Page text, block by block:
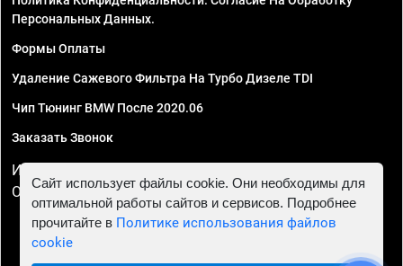
Персональных Данных.
Формы Оплаты
Удаление Сажевого Фильтра На Турбо Дизеле TDI
Чип Тюнинг BMW После 2020.06
Заказать Звонок
ИП Смирнов Георгий Павлович. ИНН 781302555843,
ОГРНИП 324470400032610
Сайт использует файлы cookie. Они необходимы для
оптимальной работы сайтов и сервисов. Подробнее
прочитайте в Политике использования файлов
cookie